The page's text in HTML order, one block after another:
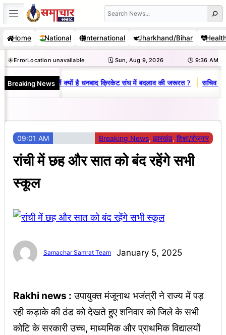
Skip
to
content
Search
Home National International Jharkhand/Bihar
☀️ErrorLocation unavailable 🗓️ Sun, Aug 9, 2026 🕒 9:36 AM
Breaking News
विनय राज : जानें क्यों है धनबाद क्रिकेट संघ में बदलाव की जरूरत ? सचिव
09:01 AM Breaking News, झारखंड, शिक्षा/रोज़गार
रांची में छह और सात को बंद रहेंगे सभी
स्कूल
Samachar Samrat Team January 5, 2025
Rakhi news : उपायुक्त मंजूनाथ भजंत्री ने राज्य में पड़
रही कड़ाके की ठंड को देखते हुए शनिवार को जिले के सभी
कोटि के सरकारी उच्च, माध्यमिक और प्राथमिक विद्यालयों